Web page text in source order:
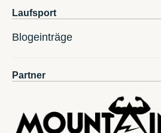
Laufsport
Blogeinträge
Partner